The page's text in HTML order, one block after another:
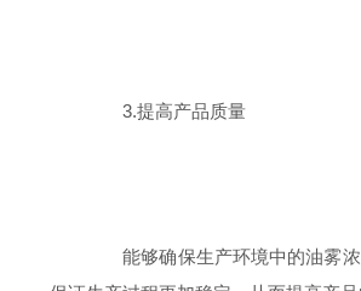
3.提高产品质量
能够确保生产环境中的油雾浓